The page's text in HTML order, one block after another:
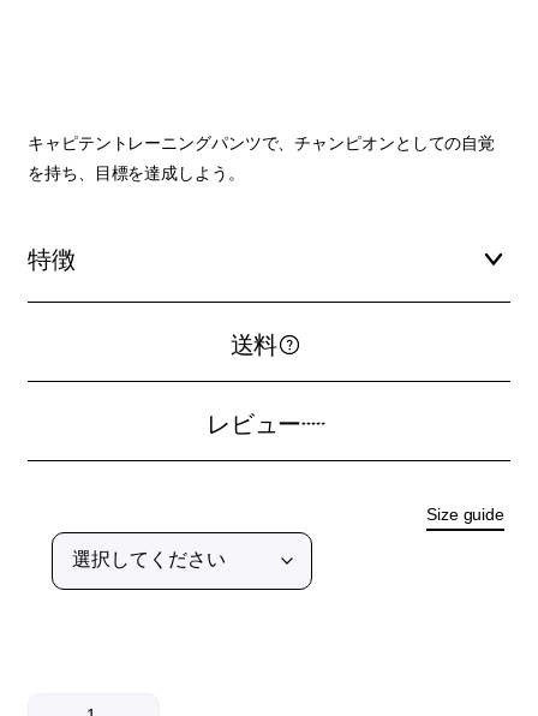
キャピテントレーニングパンツで、チャンピオンとしての自覚
を持ち、目標を達成しよう。
特徴
送料
レビュー
Size guide